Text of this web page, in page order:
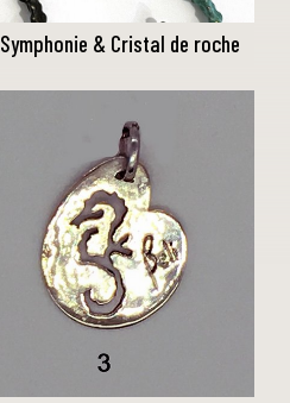
Symphonie & Cristal de roche